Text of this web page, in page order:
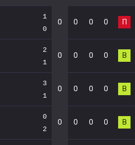
1
0
0 0 0 0 П
2
1
0 0 0 0 В
3
1
0 0 0 0 В
0
2
0 0 0 0 В